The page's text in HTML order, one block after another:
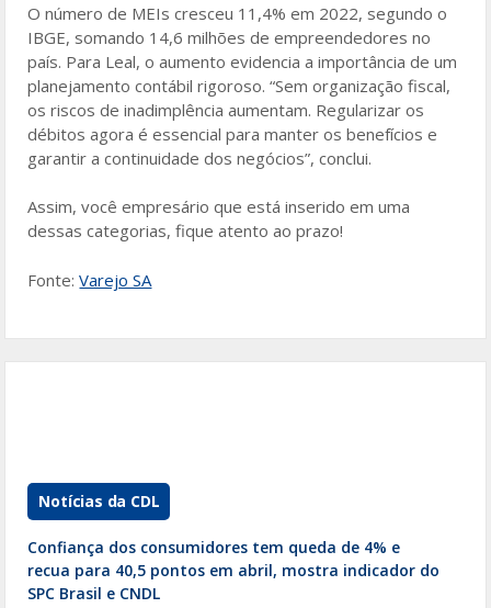
O número de MEIs cresceu 11,4% em 2022, segundo o
IBGE, somando 14,6 milhões de empreendedores no
país. Para Leal, o aumento evidencia a importância de um
planejamento contábil rigoroso. “Sem organização fiscal,
os riscos de inadimplência aumentam. Regularizar os
débitos agora é essencial para manter os benefícios e
garantir a continuidade dos negócios”, conclui.
Assim, você empresário que está inserido em uma
dessas categorias, fique atento ao prazo!
Fonte:Varejo SA
Notícias da CDL
Confiança dos consumidores tem queda de 4% e
recua para 40,5 pontos em abril, mostra indicador do
SPC Brasil e CNDL